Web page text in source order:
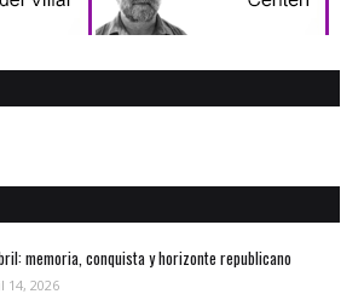
memoria, conquista y horizonte republicano
14, 2026